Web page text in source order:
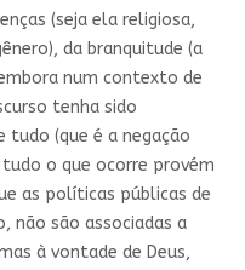
(seja ela religiosa,
da branquitude (a
num contexto de
tenha sido
tudo (que é a negação
o que ocorre provém
as políticas públicas de
não são associadas a
à vontade de Deus,